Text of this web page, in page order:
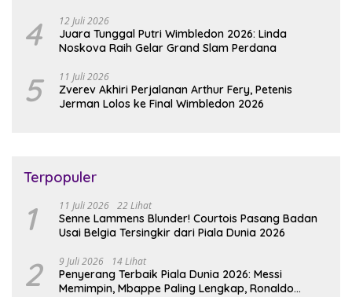
4 12 Juli 2026
Juara Tunggal Putri Wimbledon 2026: Linda
Noskova Raih Gelar Grand Slam Perdana
5 11 Juli 2026
Zverev Akhiri Perjalanan Arthur Fery, Petenis
Jerman Lolos ke Final Wimbledon 2026
Terpopuler
1 11 Juli 2026 22 Lihat
Senne Lammens Blunder! Courtois Pasang Badan
Usai Belgia Tersingkir dari Piala Dunia 2026
2 9 Juli 2026 14 Lihat
Penyerang Terbaik Piala Dunia 2026: Messi
Memimpin, Mbappe Paling Lengkap, Ronaldo